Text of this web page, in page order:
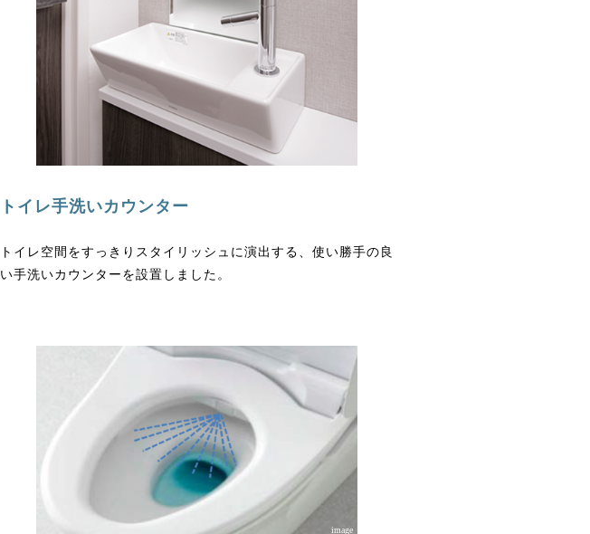
トイレ手洗いカウンター
トイレ空間をすっきりスタイリッシュに演出する、使い勝手の良
い手洗いカウンターを設置しました。
image